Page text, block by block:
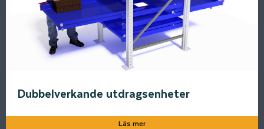
Dubbelverkande utdragsenheter
Läs mer